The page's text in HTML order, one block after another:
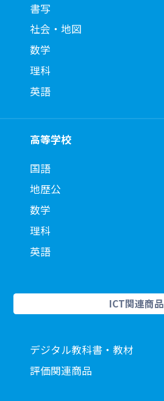
書写
社会・地図
数学
理科
英語
高等学校
国語
地歴公
数学
理科
英語
ICT関連商品
デジタル教科書・教材
評価関連商品